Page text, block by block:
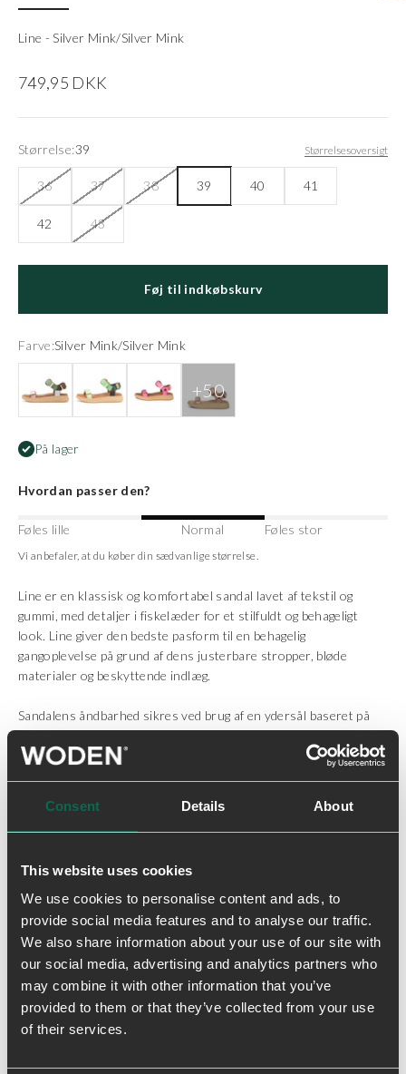
Consent Details About
This website uses cookies
We use cookies to personalise content and ads, to
provide social media features and to analyse our traffic.
We also share information about your use of our site with
our social media, advertising and analytics partners who
may combine it with other information that you’ve
provided to them or that they’ve collected from your use
of their services.
Line - Silver Mink/Silver Mink
Salgspris
749,95 DKK
Størrelse:39 Størrelsesoversigt
36 37 38 39 40 41
42 43
Føj til indkøbskurv
Farve:Silver Mink/Silver Mink
På lager
Hvordan passer den?
Føles lille Normal Føles stor
Vi anbefaler, at du køber din sædvanlige størrelse.
Line er en klassisk og komfortabel sandal lavet af tekstil og
gummi, med detaljer i fiskelæder for et stilfuldt og behageligt
look. Line giver den bedste pasform til en behagelig
gangoplevelse på grund af dens justerbare stropper, bløde
materialer og beskyttende indlæg.
Sandalens åndbarhed sikres ved brug af en ydersål baseret på
vores Natural Soft teknologi. Denne teknologi er designet til at
sikre høj komfort, som gør Line til den perfekte følgesvend til
*Bemærk, at sålens udseende kan variere på grund af brugen af
10% genbrugsgummi, som giver hvert par et unikt udseende.
• Anatomisk formet footbed for optimal støtte
• Genanvendte materialer
• Gummisål med Natural Soft teknologi
• 3 justerbare velcrostropper
Levering & returnering